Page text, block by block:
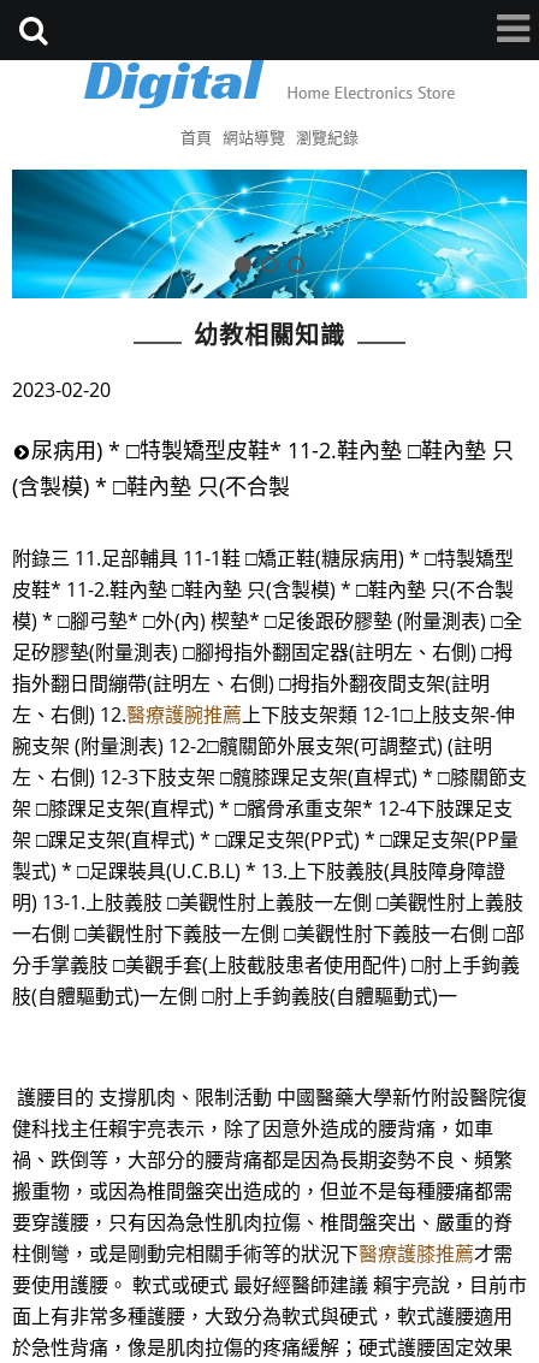
首頁 網站導覽 瀏覽紀錄
幼教相關知識
2023-02-20
尿病用) * □特製矯型皮鞋* 11-2.鞋內墊 □鞋內墊 只
(含製模) * □鞋內墊 只(不合製
附錄三 11.足部輔具 11-1鞋 □矯正鞋(糖尿病用) * □特製矯型
皮鞋* 11-2.鞋內墊 □鞋內墊 只(含製模) * □鞋內墊 只(不合製
模) * □腳弓墊* □外(內) 楔墊* □足後跟矽膠墊 (附量測表) □全
足矽膠墊(附量測表) □腳拇指外翻固定器(註明左、右側) □拇
指外翻日間繃帶(註明左、右側) □拇指外翻夜間支架(註明
左、右側) 12.醫療護腕推薦上下肢支架類 12-1□上肢支架-伸
腕支架 (附量測表) 12-2□髖關節外展支架(可調整式) (註明
左、右側) 12-3下肢支架 □髖膝踝足支架(直桿式) * □膝關節支
架 □膝踝足支架(直桿式) * □髕骨承重支架* 12-4下肢踝足支
架 □踝足支架(直桿式) * □踝足支架(PP式) * □踝足支架(PP量
製式) * □足踝裝具(U.C.B.L) * 13.上下肢義肢(具肢障身障證
明) 13-1.上肢義肢 □美觀性肘上義肢一左側 □美觀性肘上義肢
一右側 □美觀性肘下義肢一左側 □美觀性肘下義肢一右側 □部
分手掌義肢 □美觀手套(上肢截肢患者使用配件) □肘上手鉤義
肢(自體驅動式)一左側 □肘上手鉤義肢(自體驅動式)一
護腰目的 支撐肌肉、限制活動 中國醫藥大學新竹附設醫院復
健科找主任賴宇亮表示，除了因意外造成的腰背痛，如車
禍、跌倒等，大部分的腰背痛都是因為長期姿勢不良、頻繁
搬重物，或因為椎間盤突出造成的，但並不是每種腰痛都需
要穿護腰，只有因為急性肌肉拉傷、椎間盤突出、嚴重的脊
柱側彎，或是剛動完相關手術等的狀況下醫療護膝推薦才需
要使用護腰。 軟式或硬式 最好經醫師建議 賴宇亮說，目前市
面上有非常多種護腰，大致分為軟式與硬式，軟式護腰適用
於急性背痛，像是肌肉拉傷的疼痛緩解；硬式護腰固定效果